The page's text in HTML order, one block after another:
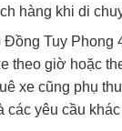
hàng khi di
Tuy Phong
theo giờ hoặc
xe cũng phụ
các yêu cầu